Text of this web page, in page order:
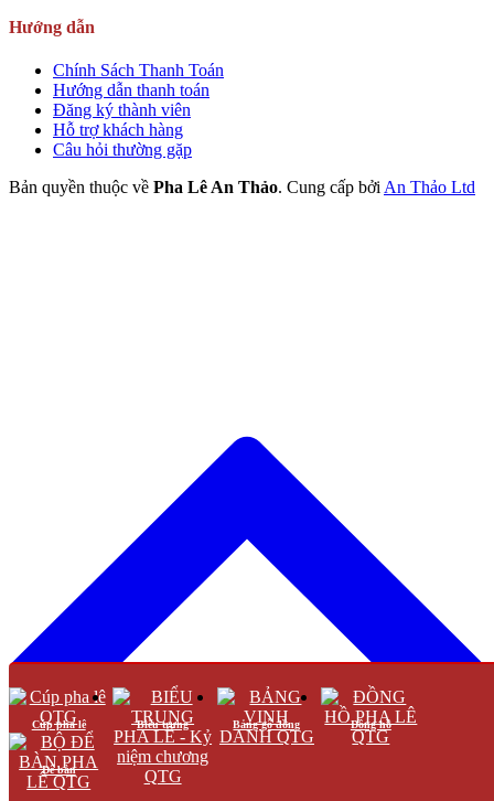
Cúp pha lê Biểu trưng Bảng gỗ đồng Đồng hồ
Để bàn
Hướng dẫn
Chính Sách Thanh Toán
Hướng dẫn thanh toán
Đăng ký thành viên
Hỗ trợ khách hàng
Câu hỏi thường gặp
Bản quyền thuộc về Pha Lê An Thảo. Cung cấp bởi An Thảo Ltd